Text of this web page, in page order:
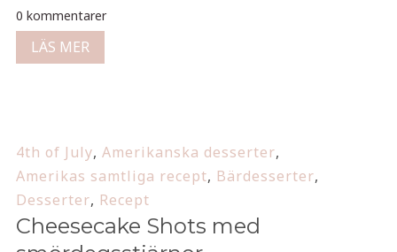
0 kommentarer
LÄS MER
4th of July, Amerikanska desserter,
Amerikas samtliga recept, Bärdesserter,
Desserter, Recept
Cheesecake Shots med